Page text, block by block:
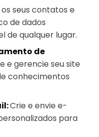
seus contatos e
de dados
de qualquer lugar.
de
e gerencie seu site
conhecimentos
Crie e envie e-
para